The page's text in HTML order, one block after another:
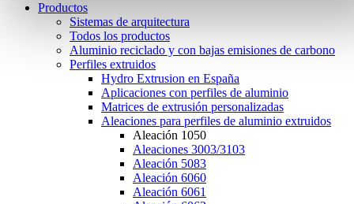
Productos
Sistemas de arquitectura
Todos los productos
Aluminio reciclado y con bajas emisiones de carbono
Perfiles extruidos
Hydro Extrusion en España
Aplicaciones con perfiles de aluminio
Matrices de extrusión personalizadas
Aleaciones para perfiles de aluminio extruidos
Aleación 1050
Aleaciones 3003/3103
Aleación 5083
Aleación 6060
Aleación 6061